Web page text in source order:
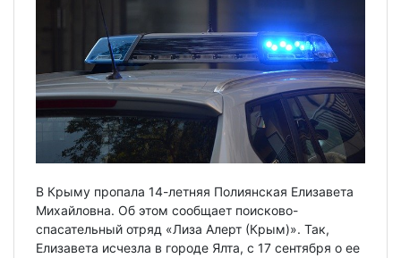
В Крыму пропала 14-летняя Полиянская Елизавета
Михайловна. Об этом сообщает поисково-
спасательный отряд «Лиза Алерт (Крым)». Так,
Елизавета исчезла в городе Ялта, с 17 сентября о ее